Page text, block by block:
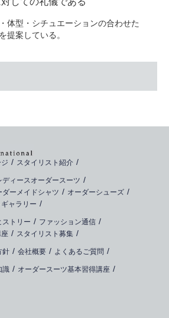
体型・シチュエーションの合わせた
提案している。
スタイリスト紹介
ディースオーダースーツ
ダーメイドシャツ
オーダーシューズ
ャラリー
ストリー
ファッション通信
座
スタイリスト募集
針 会社概要 よくあるご質問
識
オーダースーツ基本習得講座